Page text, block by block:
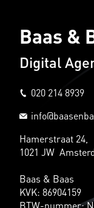
Baas &
Digital
020 214 8939
Hamerstraat 24,
1021 JW
Baas & Baas
KVK: 86904159
BTW-nummer: